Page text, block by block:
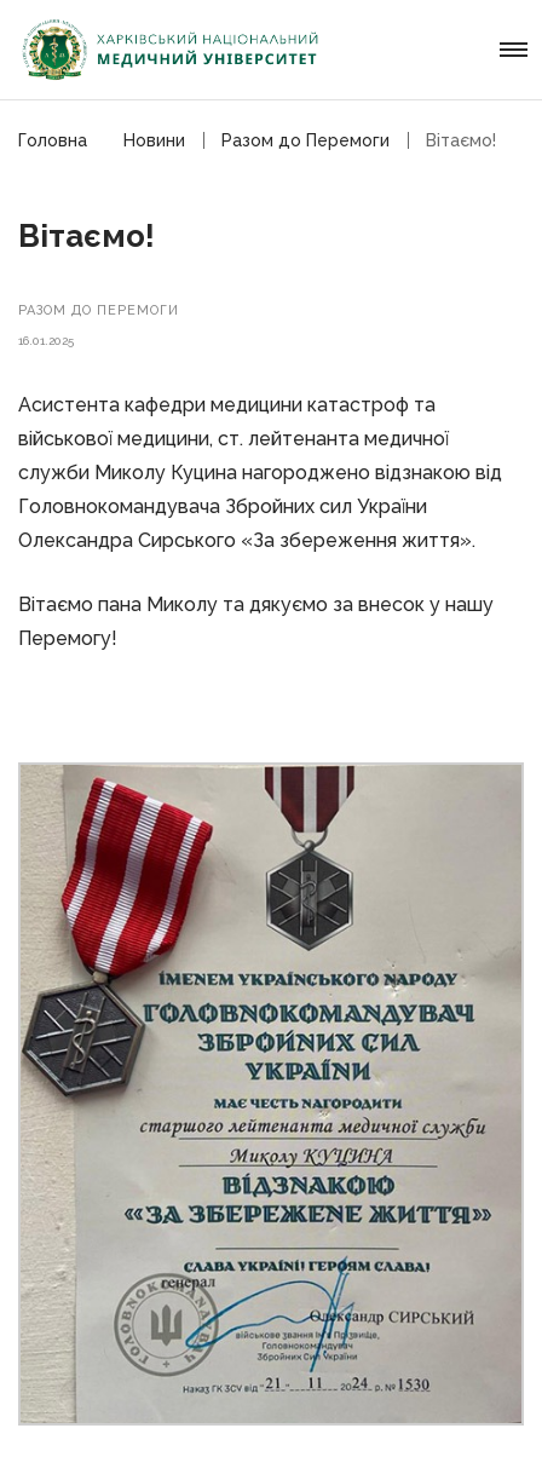
Головна Новини Разом до Перемоги Вітаємо!
Вітаємо!
РАЗОМ ДО ПЕРЕМОГИ
16.01.2025
Асистента кафедри медицини катастроф та
військової медицини, ст. лейтенанта медичної
служби Миколу Куцина нагороджено відзнакою від
Головнокомандувача Збройних сил України
Олександра Сирського «За збереження життя».
Вітаємо пана Миколу та дякуємо за внесок у нашу
Перемогу!